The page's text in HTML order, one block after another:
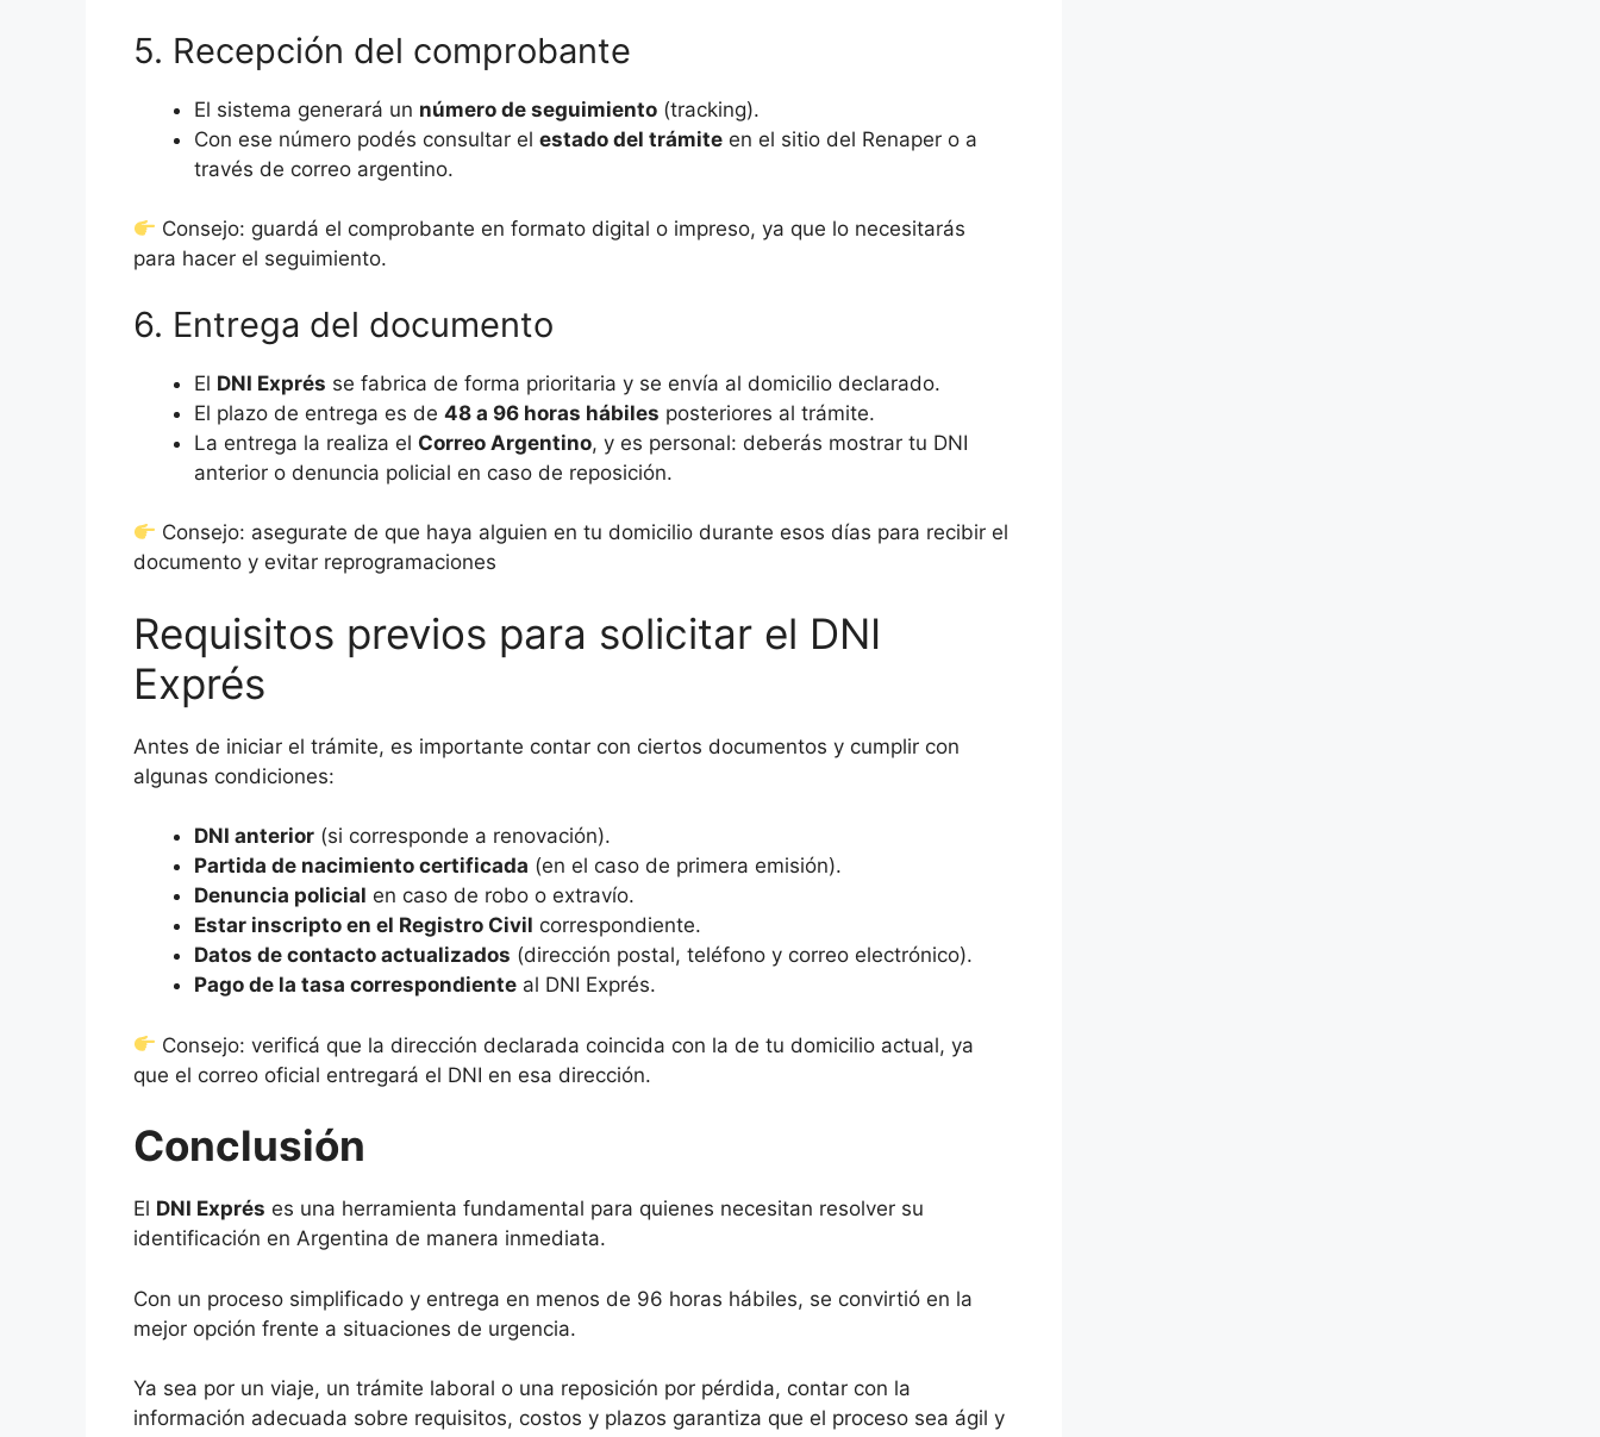
5. Recepción del comprobante
El sistema generará un número de seguimiento (tracking).
Con ese número podés consultar el estado del trámite en el sitio del Renaper o a
través de correo argentino.
Consejo: guardá el comprobante en formato digital o impreso, ya que lo necesitarás
para hacer el seguimiento.
6. Entrega del documento
El DNI Exprés se fabrica de forma prioritaria y se envía al domicilio declarado.
El plazo de entrega es de 48 a 96 horas hábiles posteriores al trámite.
La entrega la realiza el Correo Argentino, y es personal: deberás mostrar tu DNI
anterior o denuncia policial en caso de reposición.
Consejo: asegurate de que haya alguien en tu domicilio durante esos días para recibir el
documento y evitar reprogramaciones
Requisitos previos para solicitar el DNI
Exprés
Antes de iniciar el trámite, es importante contar con ciertos documentos y cumplir con
algunas condiciones:
DNI anterior (si corresponde a renovación).
Partida de nacimiento certificada (en el caso de primera emisión).
Denuncia policial en caso de robo o extravío.
Estar inscripto en el Registro Civil correspondiente.
Datos de contacto actualizados (dirección postal, teléfono y correo electrónico).
Pago de la tasa correspondiente al DNI Exprés.
Consejo: verificá que la dirección declarada coincida con la de tu domicilio actual, ya
que el correo oficial entregará el DNI en esa dirección.
Conclusión
El DNI Exprés es una herramienta fundamental para quienes necesitan resolver su
identificación en Argentina de manera inmediata.
Con un proceso simplificado y entrega en menos de 96 horas hábiles, se convirtió en la
mejor opción frente a situaciones de urgencia.
Ya sea por un viaje, un trámite laboral o una reposición por pérdida, contar con la
información adecuada sobre requisitos, costos y plazos garantiza que el proceso sea ágil y